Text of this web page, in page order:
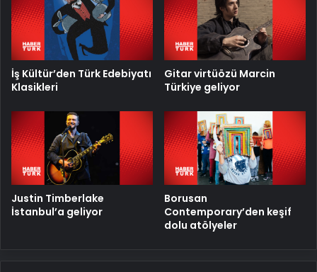
İş Kültür’den Türk Edebiyatı
Klasikleri
Gitar virtüözü Marcin
Türkiye geliyor
Justin Timberlake
İstanbul’a geliyor
Borusan
Contemporary’den keşif
dolu atölyeler